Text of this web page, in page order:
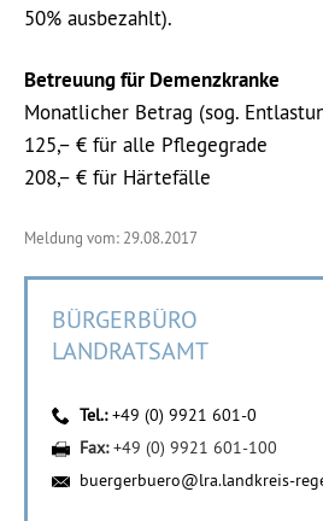
50% ausbezahlt).
Betreuung für Demenzkranke
Monatlicher Betrag (sog.
125,– € für alle Pflegegrade
208,– € für Härtefälle
Meldung vom: 29.08.2017
BÜRGERBÜRO
LANDRATSAMT
Tel.:+49 (0) 9921 601-0
Fax:+49 (0) 9921 601-100
buergerbuero@lra.landkreis-